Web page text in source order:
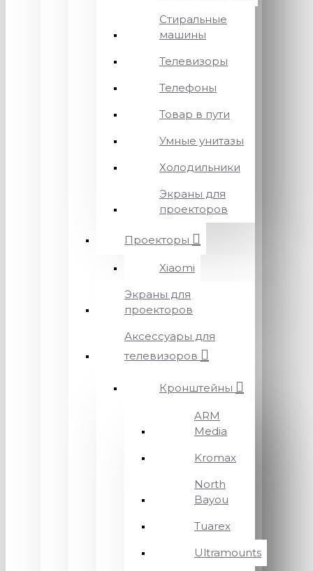
Стиральные
машины
Телевизоры
Телефоны
Товар в пути
Умные унитазы
Холодильники
Экраны для
проекторов
Проекторы
Xiaomi
Экраны для
проекторов
Аксессуары для
телевизоров
Кронштейны
ARM
Media
Kromax
North
Bayou
Tuarex
Ultramounts